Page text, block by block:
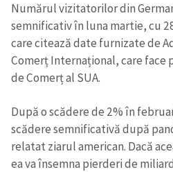
Numărul vizitatorilor din
semnificativ în luna martie, cu
care citează date furnizate de
Comerț Internațional, care
de Comerț al SUA.
După o scădere de 2% în
scădere semnificativă după
relatat ziarul american. Dacă
ea va însemna pierderi de